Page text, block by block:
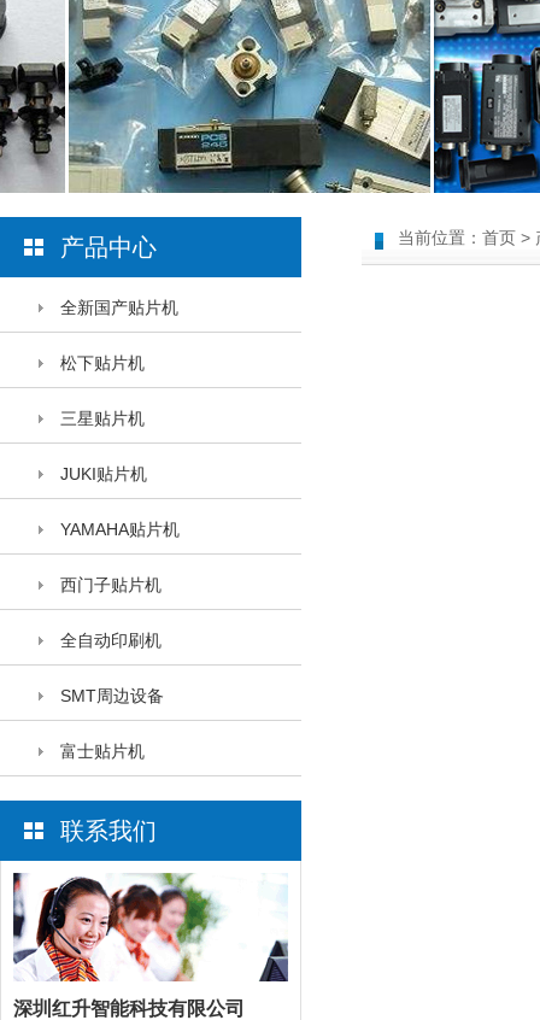
产品中心
全新国产贴片机
松下贴片机
三星贴片机
JUKI贴片机
YAMAHA贴片机
西门子贴片机
全自动印刷机
SMT周边设备
富士贴片机
联系我们
深圳红升智能科技有限公司
当前位置： 首页 >